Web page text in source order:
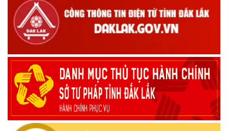
Bộ Chính trị, Ban Bí thư kết luận về phân cấp, phân quyền
trong vận hành chính quyền địa phương 2 cấp
(08/10/2025)